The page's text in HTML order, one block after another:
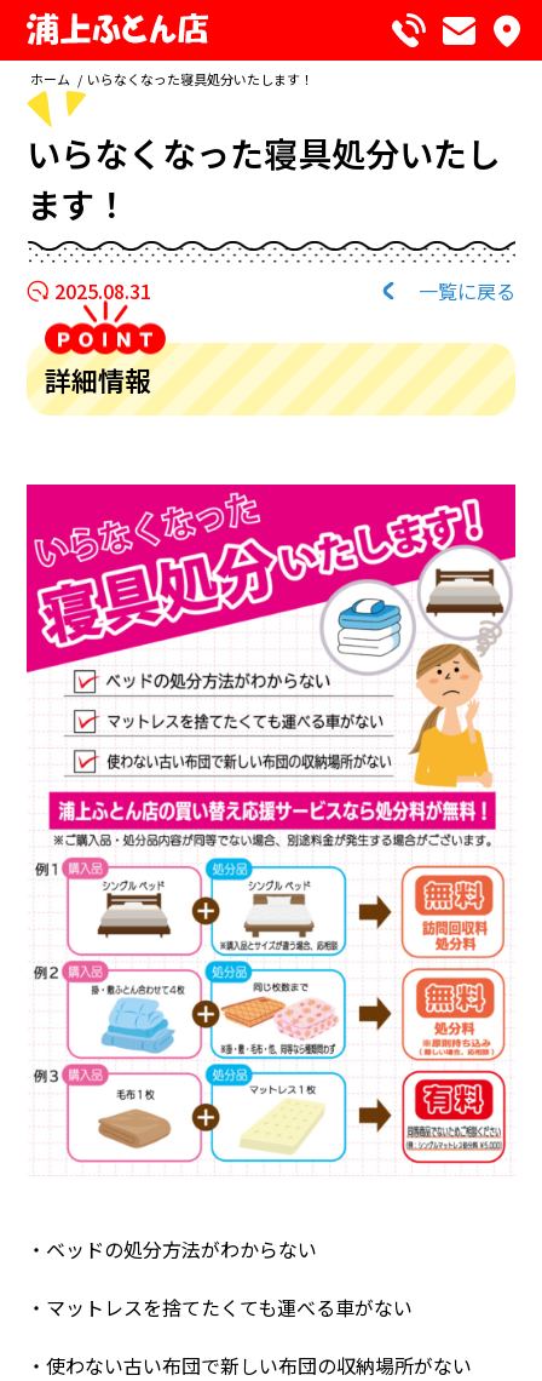
ホーム / いらなくなった寝具処分いたします！
いらなくなった寝具処分いたし
ます！
2025.08.31 一覧に戻る
詳細情報
・ベッドの処分方法がわからない
・マットレスを捨てたくても運べる車がない
・使わない古い布団で新しい布団の収納場所がない